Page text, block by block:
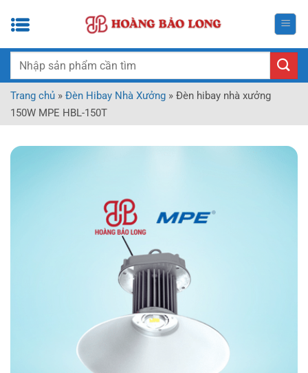
qua
dung
Tìm
Trang chủ » Đèn Hibay Nhà Xưởng » Đèn hibay nhà xưởng
150W MPE HBL-150T